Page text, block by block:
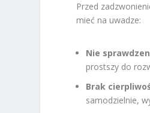
Przed
mieć na uwadze:
Nie
prostszy do
Brak
samodzielnie,